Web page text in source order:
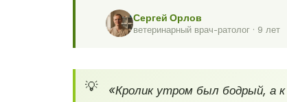
Сергей Орлов
ветеринарный врач-ратолог · 9 лет
«Кролик утром был бодрый, а